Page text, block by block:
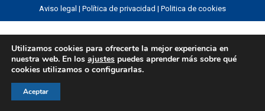
Aviso legal | Política de privacidad | Politica de cookies
Utilizamos cookies para ofrecerte la mejor experiencia en
nuestra web. En los ajustes puedes aprender más sobre qué
cookies utilizamos o configurarlas.
Aceptar